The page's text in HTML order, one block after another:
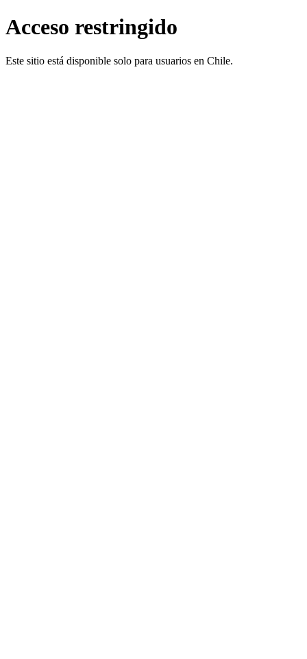
Acceso restringido
Este sitio está disponible solo para usuarios en Chile.